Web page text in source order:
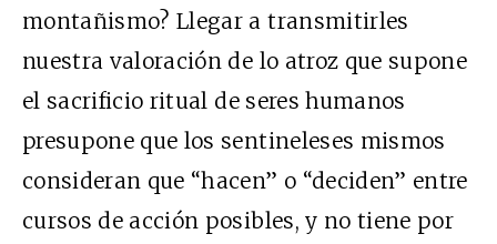
montañismo? Llegar a transmitirles
nuestra valoración de lo atroz que supone
el sacrificio ritual de seres humanos
presupone que los sentineleses mismos
consideran que “hacen” o “deciden” entre
cursos de acción posibles, y no tiene por